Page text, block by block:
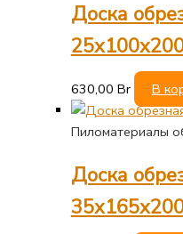
Доска
630,00 Br В
Пиломатериалы
Доска